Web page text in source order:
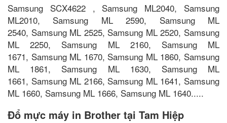
Samsung SCX4622 , Samsung ML2040, Samsung
ML2010, Samsung ML 2590, Samsung ML
2540, Samsung ML 2525, Samsung ML 2520, Samsung
ML 2250, Samsung ML 2160, Samsung ML
1671, Samsung ML 1670, Samsung ML 1860, Samsung
ML 1861, Samsung ML 1630, Samsung ML
1661, Samsung ML 2166, Samsung ML 1641, Samsung
ML 1660, Samsung ML 1666, Samsung ML 1640.....
Đổ mực máy in Brother tại Tam Hiệp